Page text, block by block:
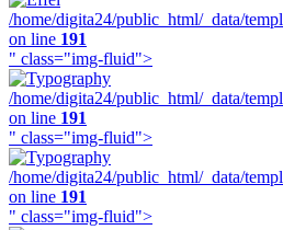
/home/digita24/public_html/_data/
on line 191
" class="img-fluid">
/home/digita24/public_html/_data/
on line 191
" class="img-fluid">
/home/digita24/public_html/_data/
on line 191
" class="img-fluid">